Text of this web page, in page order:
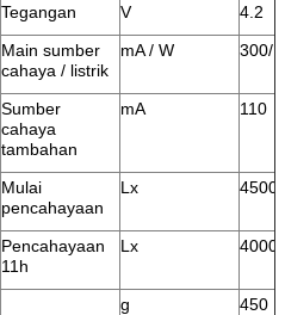
Tegangan V
4.2
Main sumber
cahaya / listrik
mA / W 300/1
Sumber
cahaya
tambahan
mA 110
Mulai
pencahayaan
Lx 4500
Pencahayaan
11h
Lx 4000
g
450